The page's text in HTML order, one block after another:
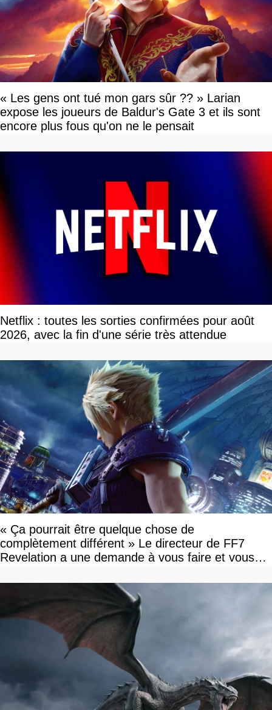
« Les gens ont tué mon gars sûr ?? » Larian
expose les joueurs de Baldur's Gate 3 et ils sont
encore plus fous qu'on ne le pensait
Netflix : toutes les sorties confirmées pour août
2026, avec la fin d'une série très attendue
« Ça pourrait être quelque chose de
complètement différent » Le directeur de FF7
Revelation a une demande à vous faire et vous